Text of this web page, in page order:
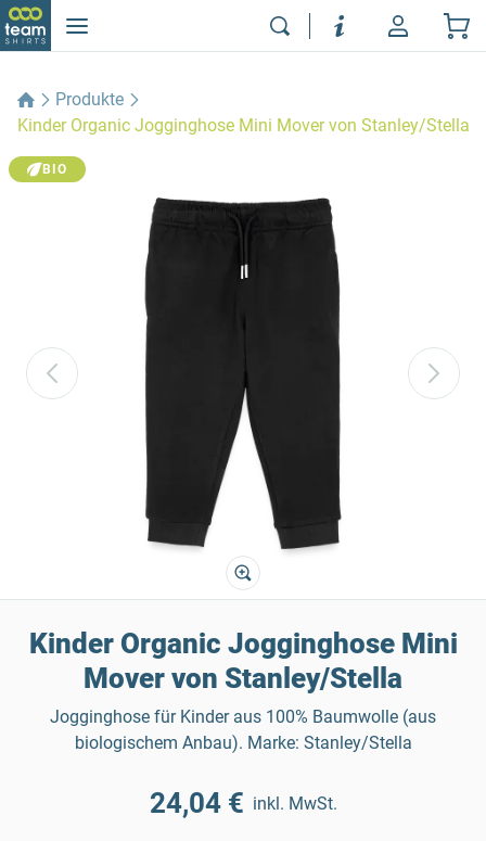
Produkte
Kinder Organic Jogginghose Mini Mover von Stanley/Stella
BIO
Kinder Organic Jogginghose Mini
Mover von Stanley/Stella
Jogginghose für Kinder aus 100% Baumwolle (aus
biologischem Anbau). Marke: Stanley/Stella
24,04 € inkl. MwSt.